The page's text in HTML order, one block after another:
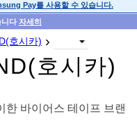
Pay를 사용할 수 있습니다.
니다 자세히
호시카) ›
호시카)
한 바이어스 테이프 브랜